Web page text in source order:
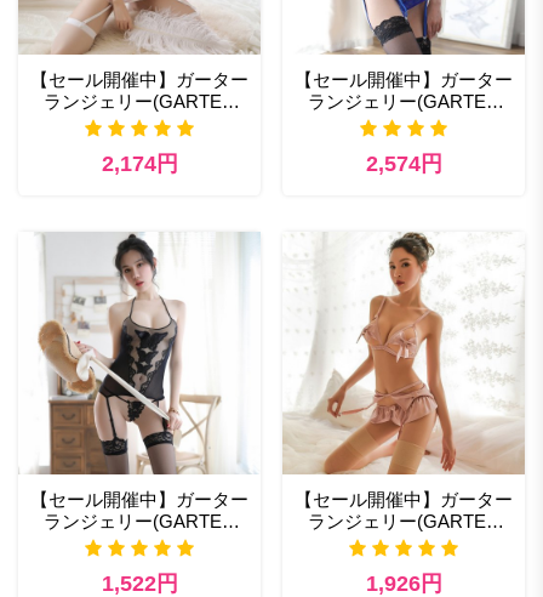
【セール開催中】ガーター
ランジェリー(GARTER
LINGERIE) 333wt ランジ
2,174円
【セール開催中】ガーター
ランジェリー(GARTER
LINGERIE) 305bl 激安 セ
2,574円
【セール開催中】ガーター
ランジェリー(GARTER
LINGERIE) セクシー コス
1,522円
【セール開催中】ガーター
ランジェリー(GARTER
LINGERIE) 日本セクシー
1,926円